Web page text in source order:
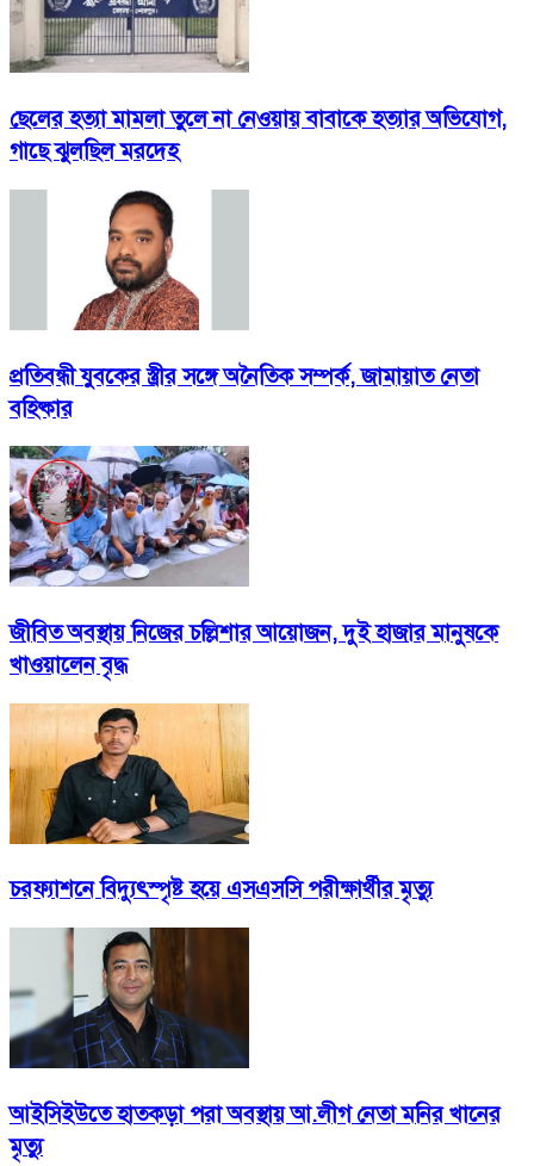
ছেলের হত্যা মামলা তুলে না নেওয়ায় বাবাকে হত্যার অভিযোগ,
গাছে ঝুলছিল মরদেহ
প্রতিবন্ধী যুবকের স্ত্রীর সঙ্গে অনৈতিক সম্পর্ক, জামায়াত নেতা
বহিষ্কার
জীবিত অবস্থায় নিজের চল্লিশার আয়োজন, দুই হাজার মানুষকে
খাওয়ালেন বৃদ্ধ
চরফ্যাশনে বিদ্যুৎস্পৃষ্ট হয়ে এসএসসি পরীক্ষার্থীর মৃত্যু
আইসিইউতে হাতকড়া পরা অবস্থায় আ.লীগ নেতা মনির খানের
মৃত্যু